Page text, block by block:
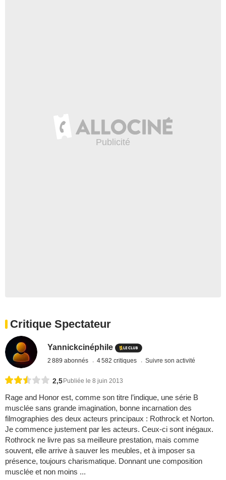
Critique Spectateur
Yannickcinéphile
2 889 abonnés 4 582 critiques Suivre son activité
2,5 Publiée le 8 juin 2013
Rage and Honor est, comme son titre l’indique, une série B
musclée sans grande imagination, bonne incarnation des
filmographies des deux acteurs principaux : Rothrock et Norton.
Je commence justement par les acteurs. Ceux-ci sont inégaux.
Rothrock ne livre pas sa meilleure prestation, mais comme
souvent, elle arrive à sauver les meubles, et à imposer sa
présence, toujours charismatique. Donnant une composition
musclée et non moins ...